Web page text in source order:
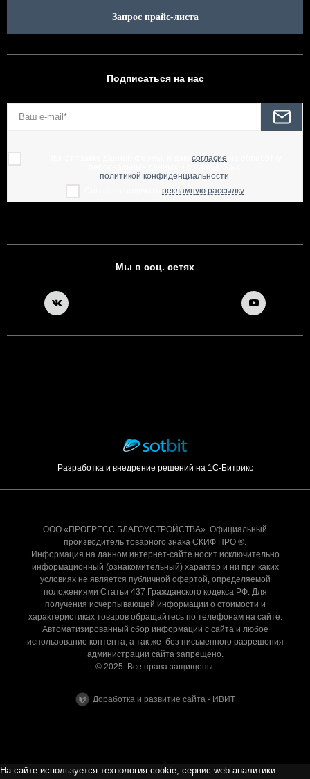
Запрос прайс-листа
Подписаться на нас
согласие
политикой конфиденциальности
рекламную рассылку
Мы в соц. сетях
Разработка и внедрение решений на 1С-Битрикс
ООО «ПРОГРЕСС БЛАГОУСТРОЙСТВА». Официальный
производитель товарного знака СКИФ ПРО ®.
Информация на данном интернет-сайте носит исключительно
информационный (ознакомительный) характер и ни при каких
условиях не является публичной офертой, определяемой
положениями Статьи 437 Гражданского кодекса РФ. Для
получения исчерпывающей информации о стоимости и
характеристиках товаров обращайтесь по телефонам на сайте.
Автоматизированный сбор информации с сайта и любое
использование контента, а так же без письменного разрешения
администрации сайта запрещено.
© 2025. Все права защищены.
Доработка и развитие сайта - ИВИТ
На сайте используется технология cookie, сервис web-аналитики